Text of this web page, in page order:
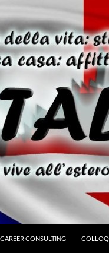
CAREER CONSULTING